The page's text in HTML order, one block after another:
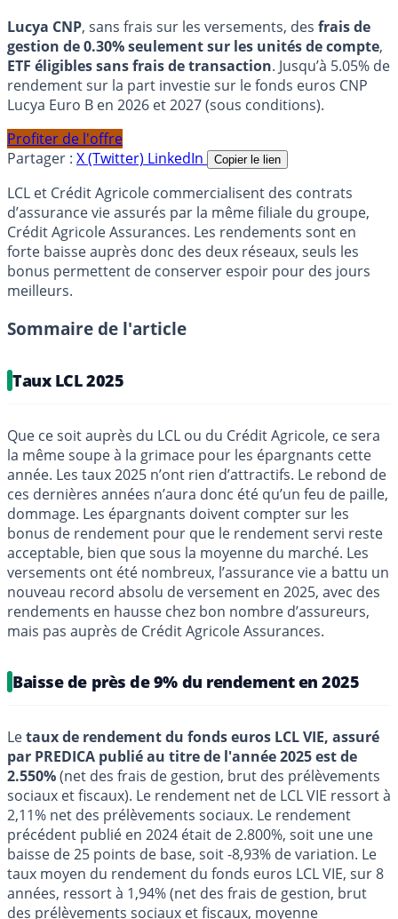
Lucya CNP, sans frais sur les versements, des frais de
gestion de 0.30% seulement sur les unités de compte,
ETF éligibles sans frais de transaction. Jusqu’à 5.05% de
rendement sur la part investie sur le fonds euros CNP
Lucya Euro B en 2026 et 2027 (sous conditions).
Profiter de l'offre
Partager : X (Twitter) LinkedIn Copier le lien
LCL et Crédit Agricole commercialisent des contrats
d’assurance vie assurés par la même filiale du groupe,
Crédit Agricole Assurances. Les rendements sont en
forte baisse auprès donc des deux réseaux, seuls les
bonus permettent de conserver espoir pour des jours
meilleurs.
Sommaire de l'article
Taux LCL 2025
Que ce soit auprès du LCL ou du Crédit Agricole, ce sera
la même soupe à la grimace pour les épargnants cette
année. Les taux 2025 n’ont rien d’attractifs. Le rebond de
ces dernières années n’aura donc été qu’un feu de paille,
dommage. Les épargnants doivent compter sur les
bonus de rendement pour que le rendement servi reste
acceptable, bien que sous la moyenne du marché. Les
versements ont été nombreux, l’assurance vie a battu un
nouveau record absolu de versement en 2025, avec des
rendements en hausse chez bon nombre d’assureurs,
mais pas auprès de Crédit Agricole Assurances.
Baisse de près de 9% du rendement en 2025
Letaux de rendement du fonds euros LCL VIE, assuré
par PREDICA publié au titre de l'année 2025 est de
2.550%(net des frais de gestion, brut des prélèvements
sociaux et fiscaux). Le rendement net de LCL VIE ressort à
2,11% net des prélèvements sociaux. Le rendement
précédent publié en 2024 était de 2.800%, soit une une
baisse de 25 points de base, soit -8,93% de variation. Le
taux moyen du rendement du fonds euros LCL VIE, sur 8
années, ressort à 1,94% (net des frais de gestion, brut
des prélèvements sociaux et fiscaux, moyenne